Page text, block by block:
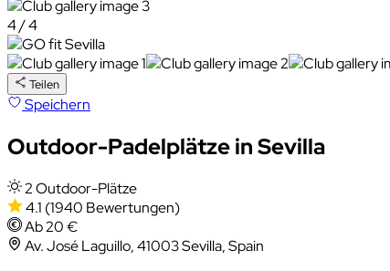
4 / 4
Teilen
Speichern
Outdoor-Padelplätze in Sevilla
2 Outdoor-Plätze
4.1 (1940 Bewertungen)
Ab 20 €
Av. José Laguillo, 41003 Sevilla, Spain